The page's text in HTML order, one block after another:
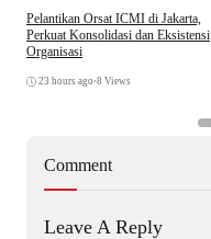
Pelantikan Orsat ICMI di Jakarta,
Perkuat Konsolidasi dan Eksistensi
Organisasi
23 hours ago •8 Views
Comment
Leave A Reply